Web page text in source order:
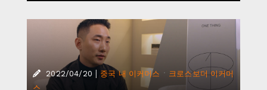
2022/04/20 | 중국 내 이커머스 · 크로스보더 이커머
스